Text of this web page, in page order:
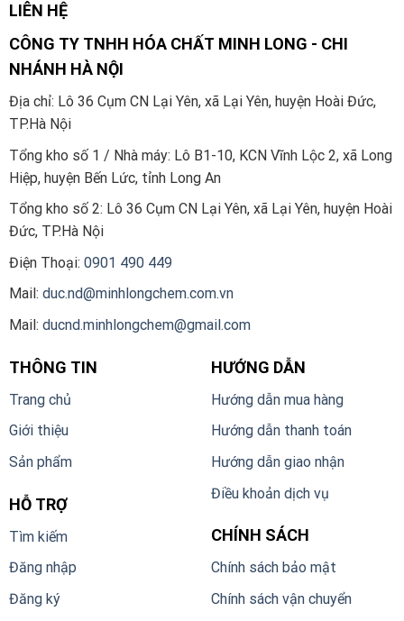
LIÊN HỆ
CÔNG TY TNHH HÓA CHẤT MINH LONG - CHI
NHÁNH HÀ NỘI
Địa chỉ: Lô 36 Cụm CN Lại Yên, xã Lại Yên, huyện Hoài Đức,
TP.Hà Nội
Tổng kho số 1 / Nhà máy: Lô B1-10, KCN Vĩnh Lộc 2, xã Long
Hiệp, huyện Bến Lức, tỉnh Long An
Tổng kho số 2: Lô 36 Cụm CN Lại Yên, xã Lại Yên, huyện Hoài
Đức, TP.Hà Nội
Điện Thoại: 0901 490 449
Mail: duc.nd@minhlongchem.com.vn
Mail: ducnd.minhlongchem@gmail.com
THÔNG TIN
Trang chủ
Giới thiệu
Sản phẩm
HỖ TRỢ
Tìm kiếm
Đăng nhập
Đăng ký
HƯỚNG DẪN
Hướng dẫn mua hàng
Hướng dẫn thanh toán
Hướng dẫn giao nhận
Điều khoản dịch vụ
CHÍNH SÁCH
Chính sách bảo mật
Chính sách vận chuyển